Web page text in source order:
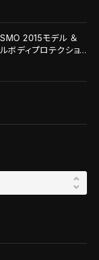
2015モデル ＆
ボディプロテクショ